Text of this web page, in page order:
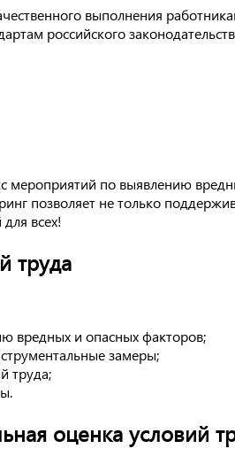
выполнения
российского
мероприятий по выявлению
позволяет не только
всех!
труда
вредных и опасных факторов;
замеры;
труда;